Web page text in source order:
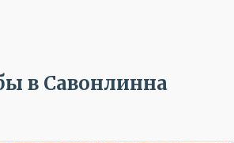
в Савонлинна